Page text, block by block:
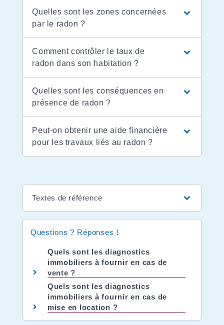
Quelles sont les zones concernées
par le radon ?
Comment contrôler le taux de
radon dans son habitation ?
Quelles sont les conséquences en
présence de radon ?
Peut-on obtenir une aide financière
pour les travaux liés au radon ?
Textes de référence
Questions ? Réponses !
Quels sont les diagnostics
immobiliers à fournir en cas de
vente ?
Quels sont les diagnostics
immobiliers à fournir en cas de
mise en location ?